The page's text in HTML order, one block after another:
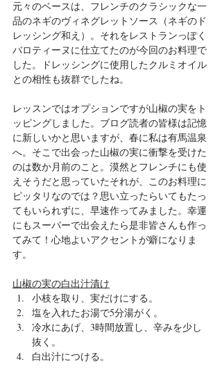
元々のベースは、フレンチのクラシックな一
品のネギのヴィネグレットソース（ネギのド
レッシング和え）。それをレストランっぽく
バロティーヌに仕立てたのが今回のお料理で
した。ドレッシングに使用したクルミオイル
との相性も抜群でしたね。
レッスンではオプションですが山椒の実をト
ッピングしました。ブログ読者の皆様は記憶
に新しいかと思いますが、春に私は有馬温泉
へ。そこで出会った山椒の実に衝撃を受けた
のは数か月前のこと。漠然とフレンチにも使
えそうだと思っていたそれが、このお料理に
ピッタリなのでは？思い立ったらいてもたっ
てもいられずに、早速作ってみました。幸運
にもスーパーで出会えたら是非皆さんも作っ
てみて！心地よいアクセントが癖になりま
す。
山椒の実の白出汁漬け
小枝を取り、実だけにする。
塩を入れたお湯で5分湯がく。
冷水にあげ、3時間放置し、辛みを少し
抜く。
白出汁につける。